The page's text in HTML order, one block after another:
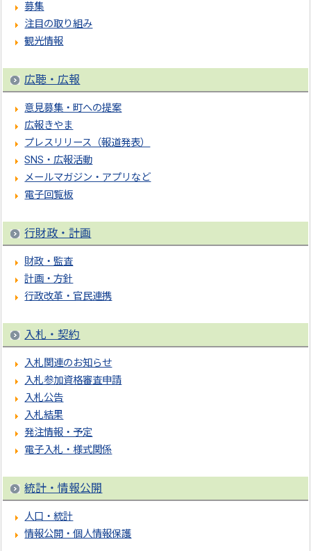
募集
注目の取り組み
観光情報
広聴・広報
意見募集・町への提案
広報きやま
プレスリリース（報道発表）
SNS・広報活動
メールマガジン・アプリなど
電子回覧板
行財政・計画
財政・監査
計画・方針
行政改革・官民連携
入札・契約
入札関連のお知らせ
入札参加資格審査申請
入札公告
入札結果
発注情報・予定
電子入札・様式関係
統計・情報公開
人口・統計
情報公開・個人情報保護